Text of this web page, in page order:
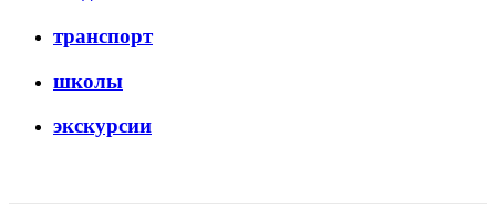
транспорт
школы
экскурсии